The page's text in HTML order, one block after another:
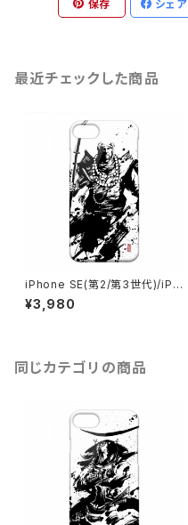
保存 シェア
最近チェックした商品
iPhone SE(第2/第3世代)/iPh
one 8/iPhone 7 弁慶 墨絵師
御歌頭 スマホケース ハードカ
¥3,980
同じカテゴリの商品